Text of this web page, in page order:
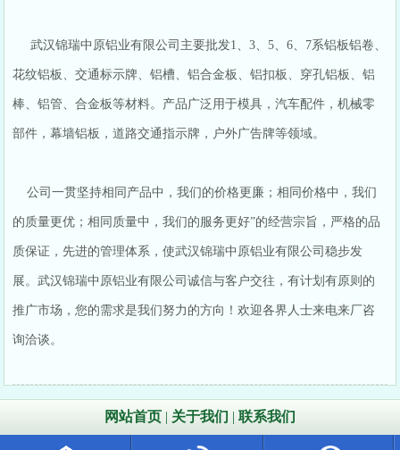
武汉锦瑞中原铝业有限公司主要批发1、3、5、6、7系铝板铝卷、
花纹铝板、交通标示牌、铝槽、铝合金板、铝扣板、穿孔铝板、铝
棒、铝管、合金板等材料。产品广泛用于模具，汽车配件，机械零
部件，幕墙铝板，道路交通指示牌，户外广告牌等领域。
公司一贯坚持相同产品中，我们的价格更廉；相同价格中，我们
的质量更优；相同质量中，我们的服务更好”的经营宗旨，严格的品
质保证，先进的管理体系，使武汉锦瑞中原铝业有限公司稳步发
展。武汉锦瑞中原铝业有限公司诚信与客户交往，有计划有原则的
推广市场，您的需求是我们努力的方向！欢迎各界人士来电来厂咨
询洽谈。
网站首页 | 关于我们 | 联系我们